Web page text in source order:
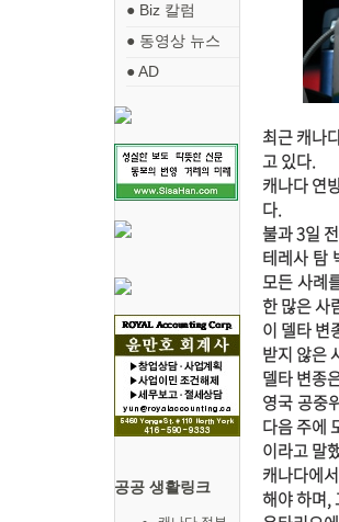
● Biz 칼럼
● 동영상 뉴스
● AD
공공 생활링크
최근 캐나
고 있다.
캐나다 연
다.
불과 3일
테레사 탐
모든 사례
한 많은 사
이 델타 변
받지 않은
델타 변종
영국 공중
다음 주에
이라고 말
캐나다에
해야 하며,